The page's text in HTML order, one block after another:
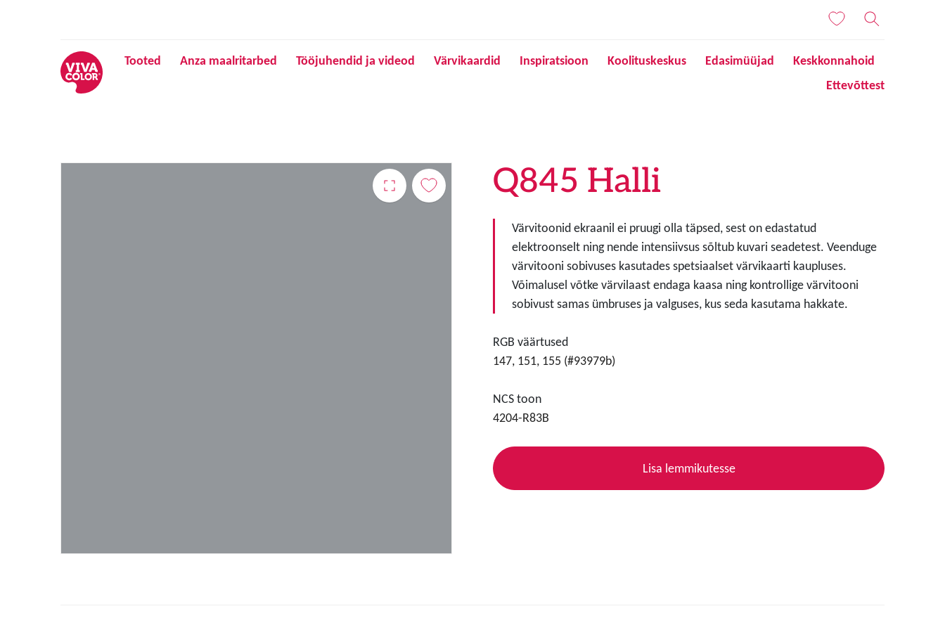
Tooted Anza maalritarbed Tööjuhendid ja videod Värvikaardid Inspiratsioon Koolituskeskus Edasimüüjad
Keskkonnahoid
Ettevõttest
Q845 Halli
Värvitoonid ekraanil ei pruugi olla täpsed, sest on edastatud
elektroonselt ning nende intensiivsus sõltub kuvari seadetest. Veenduge
värvitooni sobivuses kasutades spetsiaalset värvikaarti kaupluses.
Võimalusel võtke värvilaast endaga kaasa ning kontrollige värvitooni
sobivust samas ümbruses ja valguses, kus seda kasutama hakkate.
RGB väärtused
147, 151, 155 (#93979b)
NCS toon
4204-R83B
Lisa lemmikutesse